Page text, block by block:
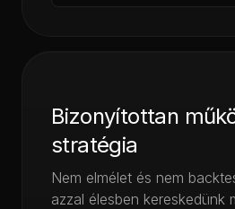
Bizonyítottan
stratégia
Nem elmélet és nem
azzal élesben kereskedünk